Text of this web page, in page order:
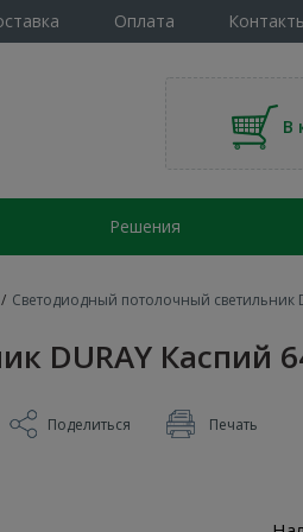
Оплата
В
Решения
/ Светодиодный потолочный светильник
DURAY Каспий
Поделиться Печать